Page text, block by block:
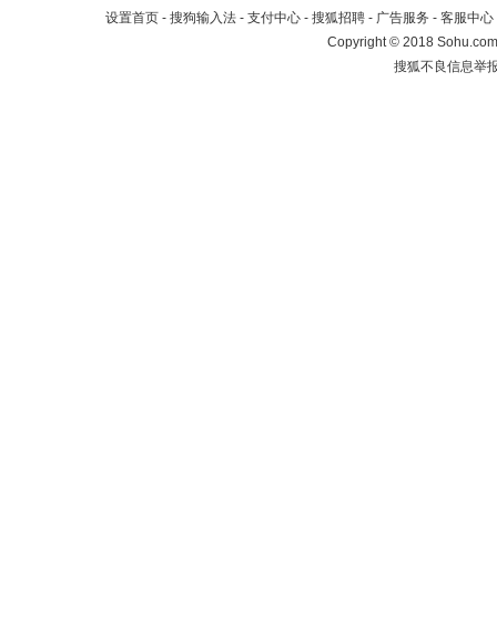
设置首页 - 搜狗输入法 - 支付中心 - 搜狐招聘 - 广告服务 - 客服中心
Copyright©2018
搜狐不良信息举